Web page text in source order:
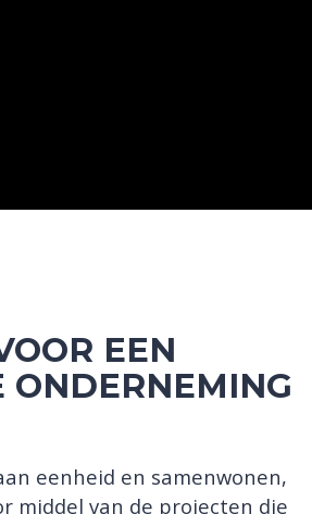
EEN
ONDERNEMING
eenheid en samenwonen,
middel van de projecten die